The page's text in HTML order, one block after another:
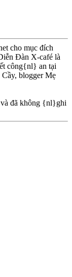
cho mục đích
Ðàn X-café là
công{nl} an tại
blogger Mẹ
đã không {nl}ghi